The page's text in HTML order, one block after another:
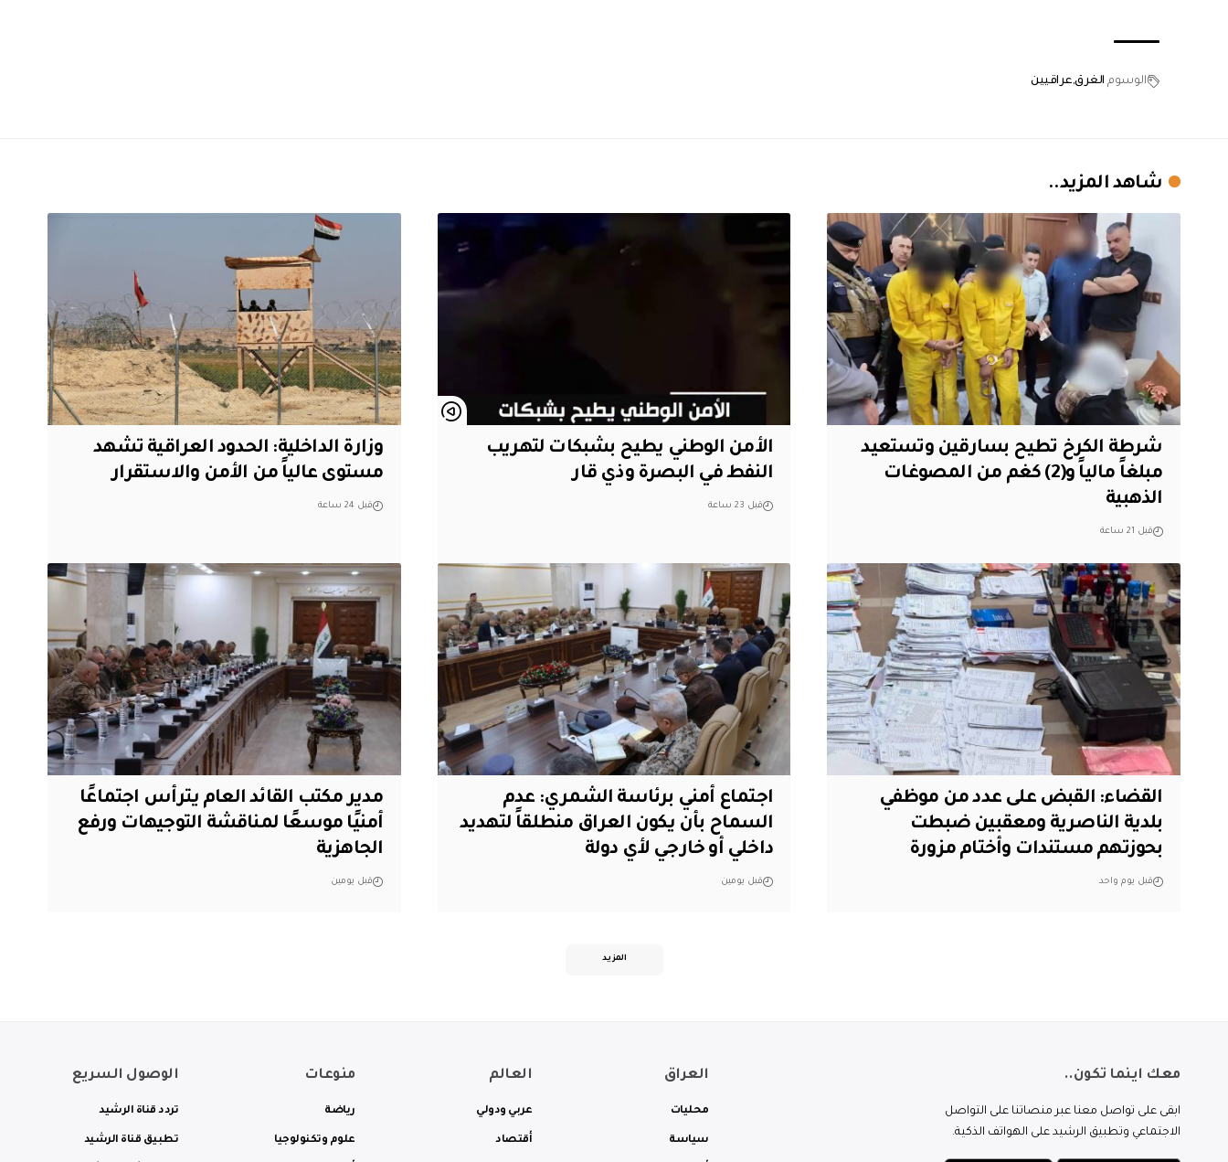
الوسوم الغرق عراقيين
شاهد المزيد..
شرطة الكرخ تطيح بسارقين وتستعيد
مبلغاً مالياً و(2) كغم من المصوغات
الذهبية
قبل 21 ساعة
الأمن الوطني يطيح بشبكات لتهريب
النفط في البصرة وذي قار
قبل 23 ساعة
وزارة الداخلية: الحدود العراقية تشهد
مستوى عالياً من الأمن والاستقرار
قبل 24 ساعة
القضاء: القبض على عدد من موظفي
بلدية الناصرية ومعقبين ضبطت
بحوزتهم مستندات وأختام مزورة
قبل يوم واحد
اجتماع أمني برئاسة الشمري: عدم
السماح بأن يكون العراق منطلقاً لتهديد
داخلي أو خارجي لأي دولة
قبل يومين
مدير مكتب القائد العام يترأس اجتماعًا
أمنيًا موسعًا لمناقشة التوجيهات ورفع
الجاهزية
قبل يومين
المزيد
معك اينما تكون..
ابقى على تواصل معنا عبر منصاتنا على التواصل
الاجتماعي وتطبيق الرشيد على الهواتف الذكية.
العراق
محليات
سياسة
العالم
عربي ودولي
أقتصاد
منوعات
رياضة
علوم وتكنولوجيا
الوصول السريع
تردد قناة الرشيد
تطبيق قناة الرشيد